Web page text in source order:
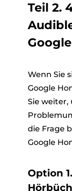
Teil 2.
Wenn Sie
Google
Sie weiter,
die Frage
Google
Option